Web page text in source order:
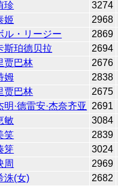
珍
3274
姬
2968
ル・リージー
2869
斯珀德贝拉
2694
贾巴林
2676
姆
2838
贾巴林
2675
明·德雷安·杰奈齐亚
2691
敏
3084
笑
2839
笌
3024
周
2969
洙(女)
2682